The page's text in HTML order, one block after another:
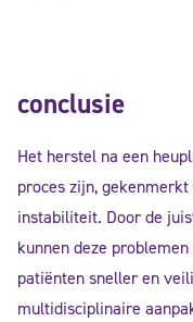
conclusie
Het herstel na een
proces zijn,
instabiliteit. Door de
kunnen deze
patiënten sneller en
multidisciplinaire